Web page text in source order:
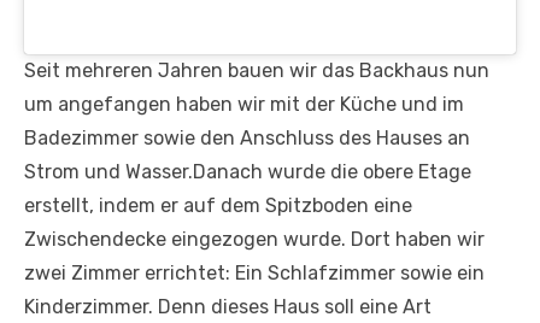
Seit mehreren Jahren bauen wir das Backhaus nun
um angefangen haben wir mit der Küche und im
Badezimmer sowie den Anschluss des Hauses an
Strom und Wasser.Danach wurde die obere Etage
erstellt, indem er auf dem Spitzboden eine
Zwischendecke eingezogen wurde. Dort haben wir
zwei Zimmer errichtet: Ein Schlafzimmer sowie ein
Kinderzimmer. Denn dieses Haus soll eine Art